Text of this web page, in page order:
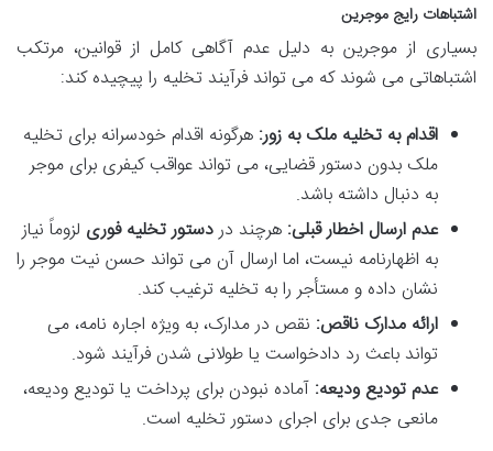
اشتباهات رایج موجرین
بسیاری از موجرین به دلیل عدم آگاهی کامل از قوانین، مرتکب
اشتباهاتی می شوند که می تواند فرآیند تخلیه را پیچیده کند:
اقدام به تخلیه ملک به زور: هرگونه اقدام خودسرانه برای تخلیه
ملک بدون دستور قضایی، می تواند عواقب کیفری برای موجر
به دنبال داشته باشد.
عدم ارسال اخطار قبلی: هرچند دردستور تخلیه فوری لزوماً نیاز
به اظهارنامه نیست، اما ارسال آن می تواند حسن نیت موجر را
نشان داده و مستأجر را به تخلیه ترغیب کند.
ارائه مدارک ناقص: نقص در مدارک، به ویژه اجاره نامه، می
تواند باعث رد دادخواست یا طولانی شدن فرآیند شود.
عدم تودیع ودیعه: آماده نبودن برای پرداخت یا تودیع ودیعه،
مانعی جدی برای اجرای دستور تخلیه است.